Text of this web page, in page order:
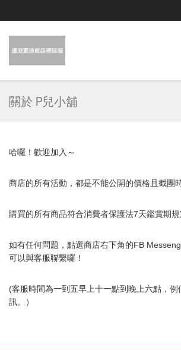
關於 P兒小舖
哈囉！歡迎加入～
商店的所有活動，都是不能公開的價格且截團
購買的所有商品符合消費者保護法7天鑑賞期規
如有任何問題，點選商店右下角的FB
可以與客服聯繫囉！
(客服時間為一到五早上十一點到晚上六點，例
訊。）